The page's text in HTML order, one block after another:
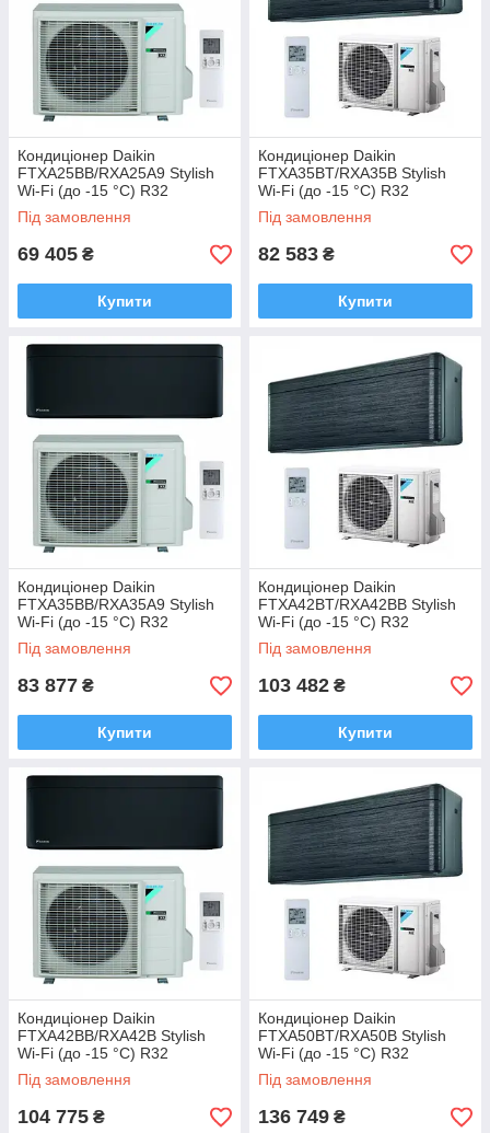
Кондиціонер Daikin
FTXA25BB/RXA25A9 Stylish
Wi-Fi (до -15 °C) R32
Під замовлення
69 405 ₴
Купити
Кондиціонер Daikin
FTXA35BT/RXA35B Stylish
Wi-Fi (до -15 °C) R32
Під замовлення
82 583 ₴
Купити
Кондиціонер Daikin
FTXA35BB/RXA35A9 Stylish
Wi-Fi (до -15 °C) R32
Під замовлення
83 877 ₴
Купити
Кондиціонер Daikin
FTXA42BT/RXA42BB Stylish
Wi-Fi (до -15 °C) R32
Під замовлення
103 482 ₴
Купити
Кондиціонер Daikin
FTXA42BB/RXA42B Stylish
Wi-Fi (до -15 °C) R32
Під замовлення
104 775 ₴
Кондиціонер Daikin
FTXA50BT/RXA50B Stylish
Wi-Fi (до -15 °C) R32
Під замовлення
136 749 ₴